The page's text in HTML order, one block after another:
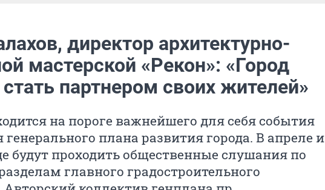
директор архитектурно-
мастерской «Рекон»: «Город
партнером своих жителей»
на пороге важнейшего для себя события
плана развития города. В апреле и
будут проходить общественные слушания по
главного градостроительного